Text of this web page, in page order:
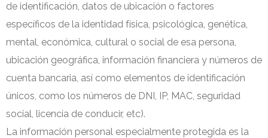
de identificación, datos de ubicación o factores
específicos de la identidad física, psicológica, genética,
mental, económica, cultural o social de esa persona,
ubicación geográfica, información financiera y números de
cuenta bancaria, así como elementos de identificación
únicos, como los números de DNI, IP, MAC, seguridad
social, licencia de conducir, etc).
La información personal especialmente protegida es la